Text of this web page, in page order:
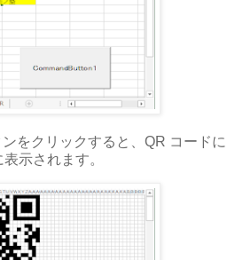
をクリックすると、QR コードに
示されます。